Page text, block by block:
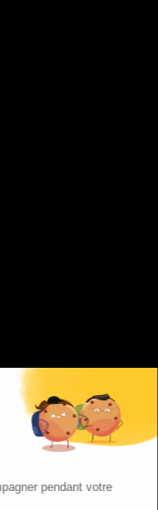
pendant votre